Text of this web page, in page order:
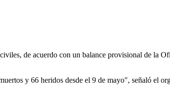
de acuerdo con un balance provisional de la
y 66 heridos desde el 9 de mayo", señaló el